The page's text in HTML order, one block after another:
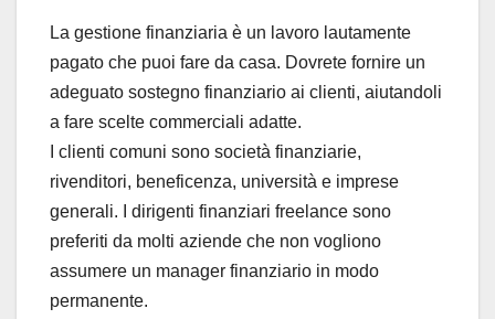
La gestione finanziaria è un lavoro lautamente
pagato che puoi fare da casa. Dovrete fornire un
adeguato sostegno finanziario ai clienti, aiutandoli
a fare scelte commerciali adatte.
I clienti comuni sono società finanziarie,
rivenditori, beneficenza, università e imprese
generali. I dirigenti finanziari freelance sono
preferiti da molti aziende che non vogliono
assumere un manager finanziario in modo
permanente.